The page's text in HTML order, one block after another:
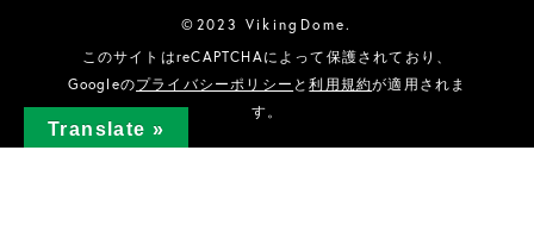
©2023 VikingDome.
このサイトはreCAPTCHAによって保護されており、
Googleのプライバシーポリシー と利用規約が適用されま
す。
Translate »